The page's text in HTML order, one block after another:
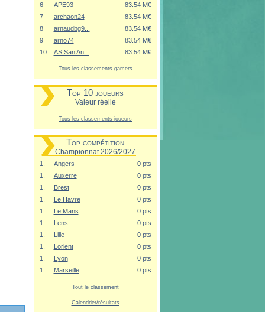
6
APE93
83.54 M€
7
archaon24
83.54 M€
8
arnaudbg9...
83.54 M€
9
arno74
83.54 M€
10
AS San An... 83.54 M€
Tous les classements gamers
Top 10 joueurs
Valeur réelle
Tous les classements joueurs
Top compétition
Championnat 2026/2027
1. Angers
0 pts
1.
Auxerre
0 pts
1.
Brest
0 pts
1.
Le Havre
0 pts
1.
Le Mans
0 pts
1.
Lens
0 pts
1.
Lille
0 pts
1.
Lorient
0 pts
1.
Lyon
0 pts
1.
Marseille 0 pts
Tout le classement
Calendrier/résultats